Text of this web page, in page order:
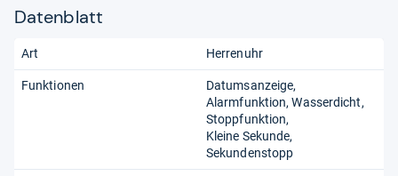
Datenblatt
Art Herrenuhr
Funktionen
Datumsanzeige
Alarmfunktion Wasserdicht
Stoppfunktion
Kleine Sekunde
Sekundenstopp